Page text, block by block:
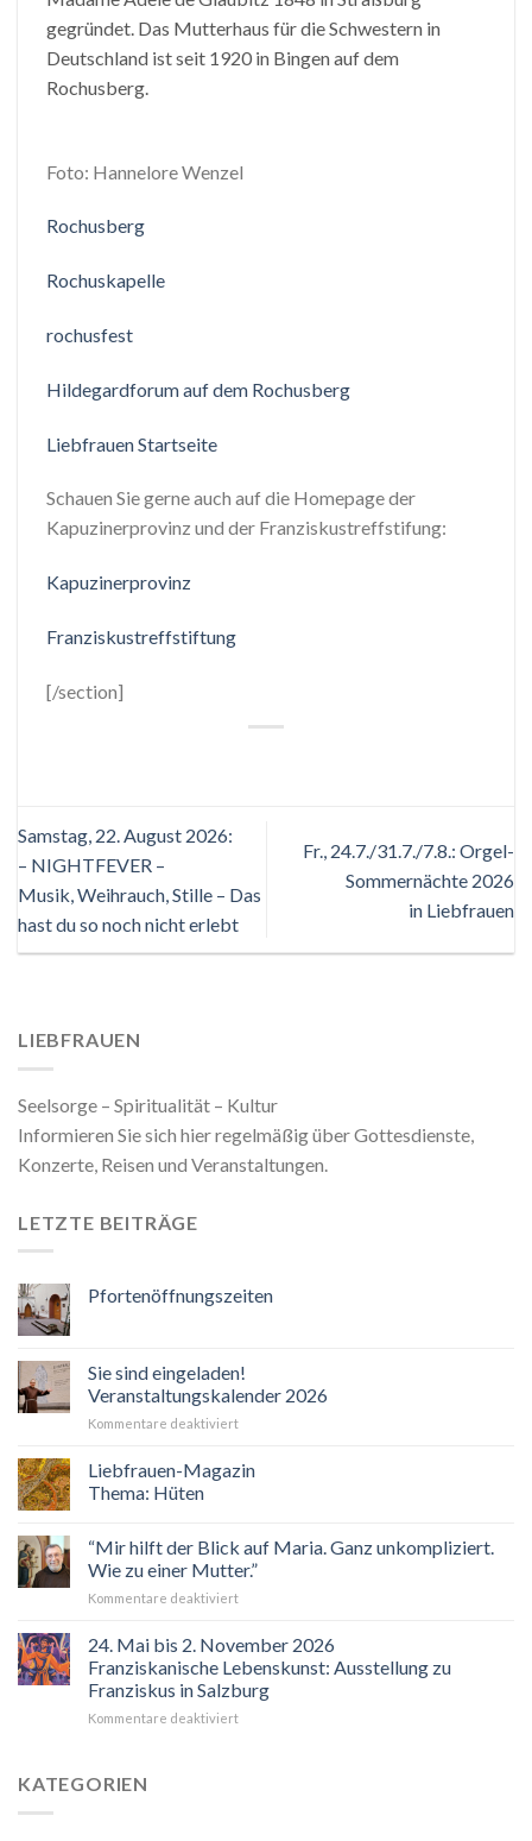
gegründet. Das Mutterhaus für die Schwestern in
Deutschland ist seit 1920 in Bingen auf dem
Rochusberg.
Foto: Hannelore Wenzel
Rochusberg
Rochuskapelle
rochusfest
Hildegardforum auf dem Rochusberg
Liebfrauen Startseite
Schauen Sie gerne auch auf die Homepage der
Kapuzinerprovinz und der Franziskustreffstifung:
Kapuzinerprovinz
Franziskustreffstiftung
[/section]
Samstag, 22. August 2026:
– NIGHTFEVER –
Musik, Weihrauch, Stille – Das
hast du so noch nicht erlebt
Fr., 24.7./31.7./7.8.: Orgel-
Sommernächte 2026
in Liebfrauen
LIEBFRAUEN
Seelsorge – Spiritualität – Kultur
Informieren Sie sich hier regelmäßig über Gottesdienste,
Konzerte, Reisen und Veranstaltungen.
LETZTE BEITRÄGE
Pfortenöffnungszeiten
Sie sind eingeladen!
Veranstaltungskalender 2026
Kommentare deaktiviertfür
sind
Liebfrauen-Magazin
Thema: Hüten
“Mir hilft der Blick auf Maria. Ganz unkompliziert.
Wie zu einer Mutter.”
Kommentare deaktiviertfür
hilft
Blick
auf
Maria.
24. Mai bis 2. November 2026
Franziskanische Lebenskunst: Ausstellung zu
Franziskus in Salzburg
Kommentare deaktiviertfür
KATEGORIEN